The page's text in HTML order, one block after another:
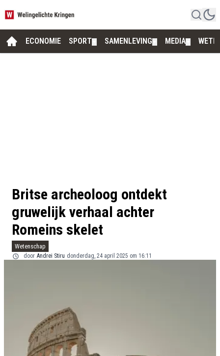
ECONOMIE SPORT SAMENLEVING MEDIA
Britse archeoloog ontdekt
gruwelijk verhaal achter
Romeins skelet
Wetenschap
door Andrei Stiru donderdag, 24 april 2025 om 16:11